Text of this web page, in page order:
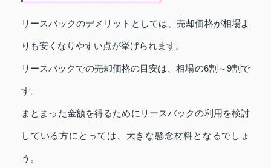
リースバックのデメリットとしては、売却価格が相場よ
りも安くなりやすい点が挙げられます。
リースバックでの売却価格の目安は、相場の6割～9割で
す。
まとまった金額を得るためにリースバックの利用を検討
している方にとっては、大きな懸念材料となるでしょ
う。